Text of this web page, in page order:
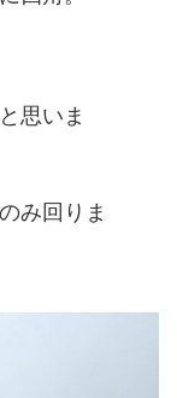
思いま
み回りま